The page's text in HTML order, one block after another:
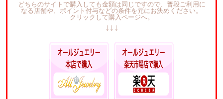
どちらのサイトで購入しても金額は同じですので、普段ご利用に
なる店舗や、ポイント付与などの条件を元にお決めください。
クリックして購入ページへ。
↓↓↓